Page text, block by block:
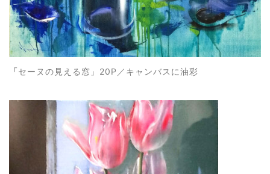
「セーヌの見える窓」20P／キャンバスに油彩